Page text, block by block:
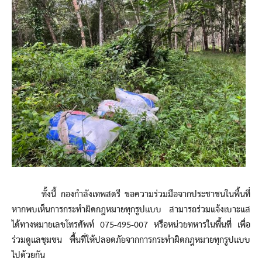
ทั้งนี้ กองกำลังเทพสตรี ขอความร่วมมือจากประชาชนในพื้นที่
หากพบเห็นการกระทำผิดกฎหมายทุกรูปแบบ สามารถร่วมแจ้งเบาะแส
ได้ทางหมายเลขโทรศัพท์ 075-495-007 หรือหน่วยทหารในพื้นที่ เพื่อ
ร่วมดูแลชุมชน พื้นที่ให้ปลอดภัยจากการกระทำผิดกฎหมายทุกรูปแบบ